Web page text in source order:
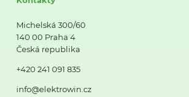
Michelská 300/60
140 00 Praha 4
Česká republika
+420 241 091 835
info@elektrowin.cz